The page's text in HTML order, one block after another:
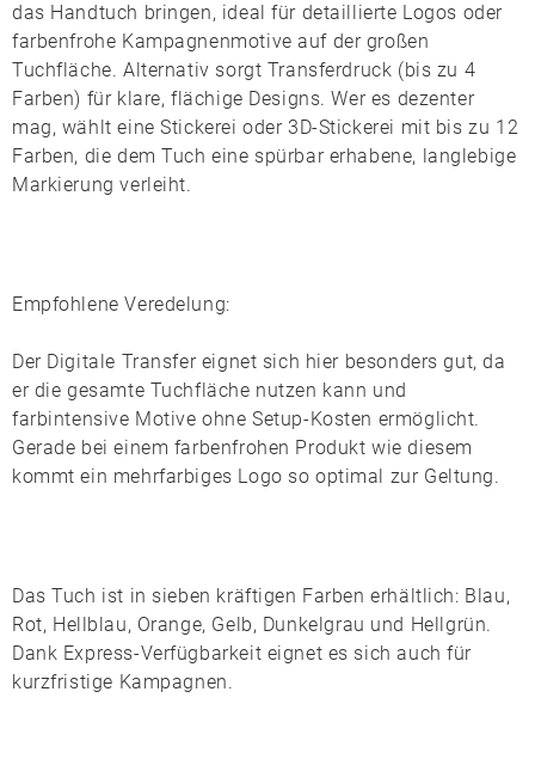
das Handtuch bringen, ideal für detaillierte Logos oder
farbenfrohe Kampagnenmotive auf der großen
Tuchfläche. Alternativ sorgt Transferdruck (bis zu 4
Farben) für klare, flächige Designs. Wer es dezenter
mag, wählt eineStickerei oder 3D-Stickerei mit bis zu 12
Farben, die dem Tuch eine spürbar erhabene, langlebige
Markierung verleiht.
Empfohlene Veredelung:
Der Digitale Transfereignet sich hier besonders gut, da
er die gesamte Tuchfläche nutzen kann und
farbintensive Motive ohne Setup-Kosten ermöglicht.
Gerade bei einem farbenfrohen Produkt wie diesem
kommt ein mehrfarbiges Logo so optimal zur Geltung.
Das Tuch ist in sieben kräftigen Farben erhältlich: Blau,
Rot, Hellblau, Orange, Gelb, Dunkelgrau und Hellgrün.
Dank Express-Verfügbarkeit eignet es sich auch für
kurzfristige Kampagnen.